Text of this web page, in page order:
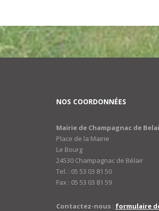
NOS COORDONNÉES
Mairie de Champagnac de
Place de la Mairie
Le Bourg
24530 Champagnac de Bélair
Tel. : 05 53 03 81 50
Fax : 05 53 03 81 59
Contactez-nous: formulaire